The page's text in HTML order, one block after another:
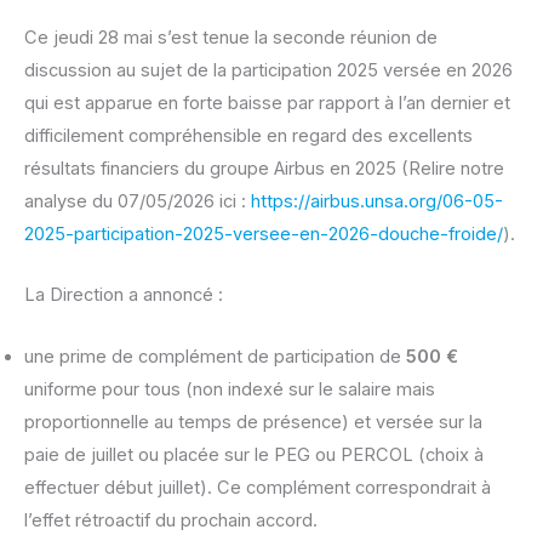
Ce jeudi 28 mai s’est tenue la seconde réunion de
discussion au sujet de la participation 2025 versée en 2026
qui est apparue en forte baisse par rapport à l’an dernier et
difficilement compréhensible en regard des excellents
résultats financiers du groupe Airbus en 2025 (Relire notre
analyse du 07/05/2026 ici : https://airbus.unsa.org/06-05-
2025-participation-2025-versee-en-2026-douche-froide/).
La Direction a annoncé :
une prime de complément de participation de 500 €
uniforme pour tous (non indexé sur le salaire mais
proportionnelle au temps de présence) et versée sur la
paie de juillet ou placée sur le PEG ou PERCOL (choix à
effectuer début juillet). Ce complément correspondrait à
l’effet rétroactif du prochain accord.